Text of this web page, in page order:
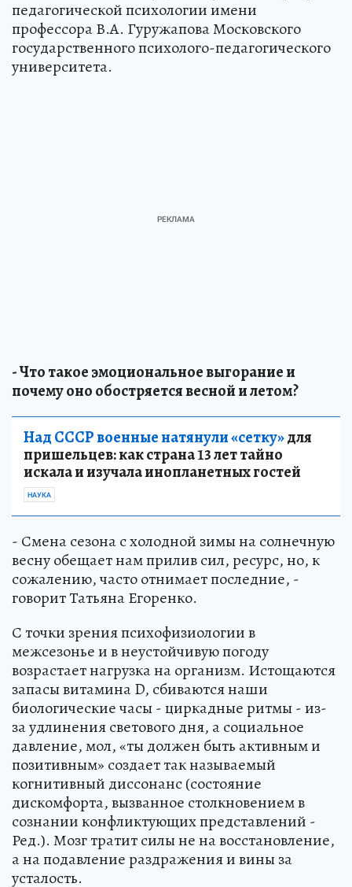
педагогической психологии имени
профессора В.А. Гуружапова Московского
государственного психолого-педагогического
университета.
- Что такое эмоциональное выгорание и
почему оно обостряется весной и летом?
Над СССР военные натянули «сетку»для
пришельцев: как страна 13 лет тайно
искала и изучала инопланетных гостей
НАУКА
- Смена сезона с холодной зимы на солнечную
весну обещает нам прилив сил, ресурс, но, к
сожалению, часто отнимает последние, -
говорит Татьяна Егоренко.
С точки зрения психофизиологии в
межсезонье и в неустойчивую погоду
возрастает нагрузка на организм. Истощаются
запасы витамина D, сбиваются наши
биологические часы - циркадные ритмы - из-
за удлинения светового дня, а социальное
давление, мол, «ты должен быть активным и
позитивным» создает так называемый
когнитивный диссонанс (состояние
дискомфорта, вызванное столкновением в
сознании конфликтующих представлений -
Ред.). Мозг тратит силы не на восстановление,
а на подавление раздражения и вины за
усталость.